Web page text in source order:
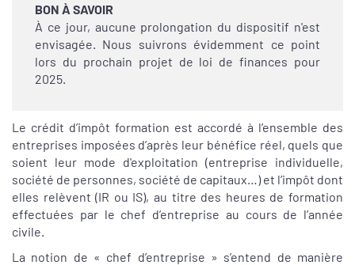
BON À SAVOIR
À ce jour, aucune prolongation du dispositif n'est
envisagée. Nous suivrons évidemment ce point
lors du prochain projet de loi de finances pour
2025.
Le crédit d’impôt formation est accordé à l’ensemble des
entreprises imposées d’après leur bénéfice réel, quels que
soient leur mode d'exploitation (entreprise individuelle,
société de personnes, société de capitaux…) et l’impôt dont
elles relèvent (IR ou IS), au titre des heures de formation
effectuées par le chef d’entreprise au cours de l’année
civile.
La notion de « chef d’entreprise » s’entend de manière